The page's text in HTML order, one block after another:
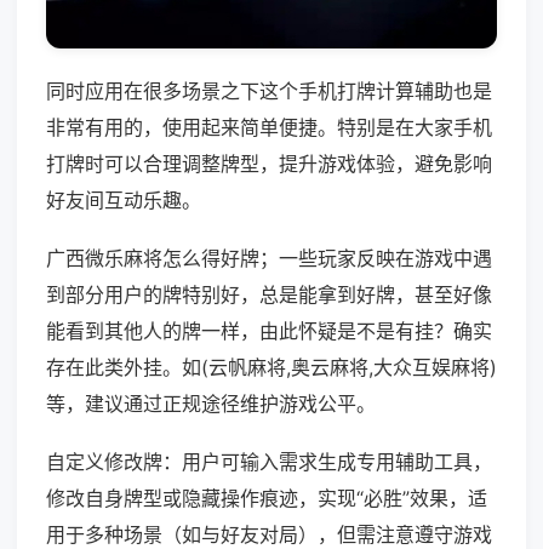
同时应用在很多场景之下这个手机打牌计算辅助也是
非常有用的，使用起来简单便捷。特别是在大家手机
打牌时可以合理调整牌型，提升游戏体验，避免影响
好友间互动乐趣。
广西微乐麻将怎么得好牌；一些玩家反映在游戏中遇
到部分用户的牌特别好，总是能拿到好牌，甚至好像
能看到其他人的牌一样，由此怀疑是不是有挂？确实
存在此类外挂。如(云帆麻将,奥云麻将,大众互娱麻将)
等，建议通过正规途径维护游戏公平。
自定义修改牌：用户可输入需求生成专用辅助工具，
修改自身牌型或隐藏操作痕迹，实现“必胜”效果，适
用于多种场景（如与好友对局），但需注意遵守游戏